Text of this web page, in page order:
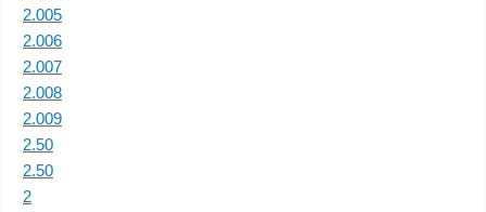
2.005
2.006
2.007
2.008
2.009
2.50
2.50
2